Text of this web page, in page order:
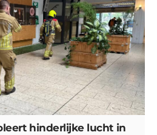
hinderlijke lucht in